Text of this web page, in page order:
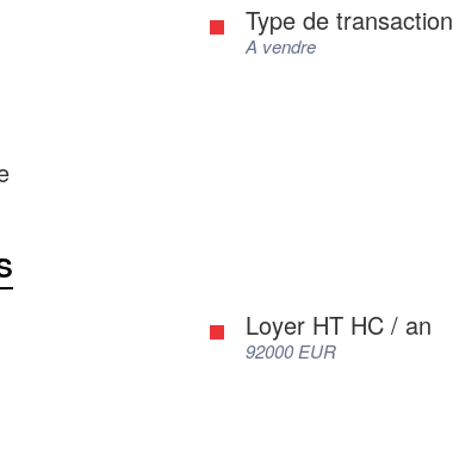
Type de transaction
A vendre
Loyer HT HC / an
92000 EUR